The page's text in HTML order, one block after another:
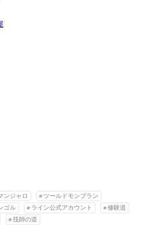
ンジャロ
ツールドモンブラン
ゴル ライン公式アカウント
修験道
筏師の道